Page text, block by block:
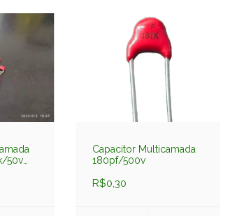
50v
Capacitor Multicamada
180pf/500v
R$0,30